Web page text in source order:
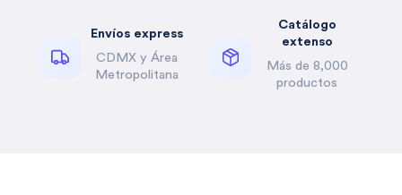
Envíos express
CDMX y Área
Metropolitana
Catálogo
extenso
Más de 8,000
productos